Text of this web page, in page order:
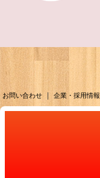
お問い合わせ 企業・採用情報